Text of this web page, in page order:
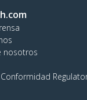
nosotros